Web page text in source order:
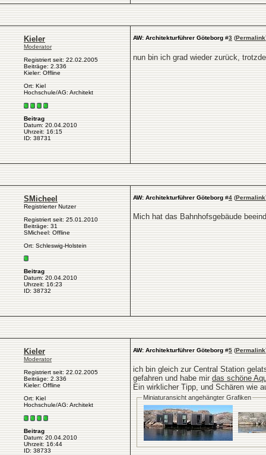
Kieler
Moderator
Registriert seit: 22.02.2005
Beiträge: 2.336
Kieler: Offline
Ort: Kiel
Hochschule/AG: Architekt
Beitrag
Datum: 20.04.2010
Uhrzeit: 16:15
ID: 38731
AW: Architekturführer Göteborg #3 (Permalink
nun bin ich grad wieder zurück,
SMicheel
Registrierter Nutzer
Registriert seit: 25.01.2010
Beiträge: 31
SMicheel: Offline
Ort: Schleswig-Holstein
Beitrag
Datum: 20.04.2010
Uhrzeit: 16:23
ID: 38732
AW: Architekturführer Göteborg #4 (Permalink
Mich hat das Bahnhofsgebäude
Kieler
Moderator
Registriert seit: 22.02.2005
Beiträge: 2.336
Kieler: Offline
Ort: Kiel
Hochschule/AG: Architekt
Beitrag
Datum: 20.04.2010
Uhrzeit: 16:44
ID: 38733
AW: Architekturführer Göteborg #5 (Permalink
ich bin gleich zur Central Station
gefahren und habe mir das schöne
Ein wirklicher Tipp, und Schären wie
Miniaturansicht angehängter Grafiken